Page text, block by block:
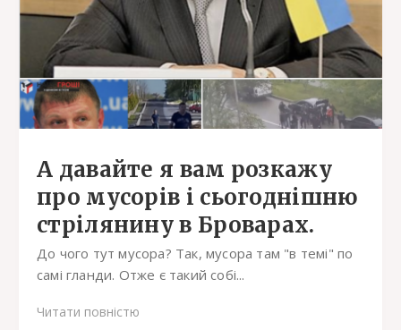
А давайте я вам розкажу
про мусорів і сьогоднішню
стрілянину в Броварах.
До чого тут мусора? Так, мусора там "в темі" по
самі гланди. Отже є такий собі...
Читати повністю